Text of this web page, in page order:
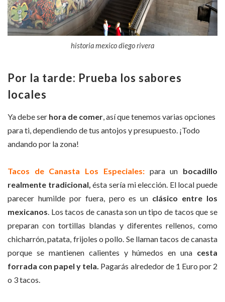
historia mexico diego rivera
Por la tarde: Prueba los sabores
locales
Ya debe ser hora de comer, así que tenemos varias opciones
para ti, dependiendo de tus antojos y presupuesto. ¡Todo
andando por la zona!
Tacos de Canasta Los Especiales:para un bocadillo
realmente tradicional, ésta sería mi elección. El local puede
parecer humilde por fuera, pero es un clásico entre los
mexicanos. Los tacos de canasta son un tipo de tacos que se
preparan con tortillas blandas y diferentes rellenos, como
chicharrón, patata, frijoles o pollo. Se llaman tacos de canasta
porque se mantienen calientes y húmedos en una cesta
forrada con papel y tela. Pagarás alrededor de 1 Euro por 2
o 3 tacos.